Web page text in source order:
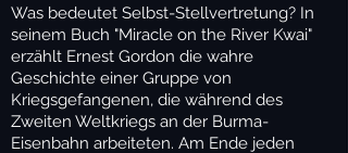
Was bedeutet Selbst-Stellvertretung? In
seinem Buch "Miracle on the River Kwai"
erzählt Ernest Gordon die wahre
Geschichte einer Gruppe von
Kriegsgefangenen, die während des
Zweiten Weltkriegs an der Burma-
Eisenbahn arbeiteten. Am Ende jeden